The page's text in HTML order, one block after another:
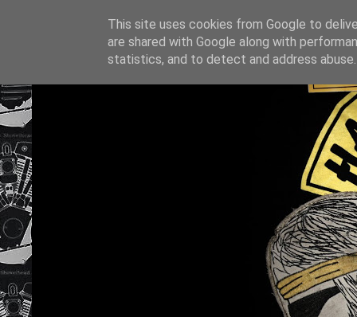
This site uses cookies from Google to
are shared with Google along with
statistics, and to detect and address abuse.